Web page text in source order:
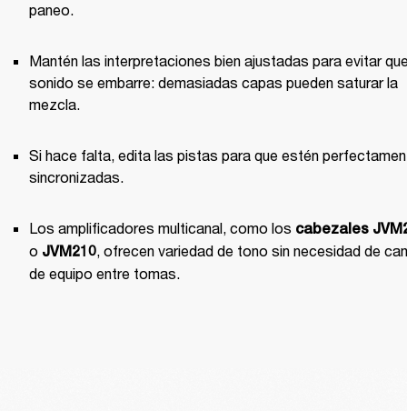
paneo.
Mantén las interpretaciones bien ajustadas para evitar
sonido se embarre: demasiadas capas pueden saturar la
mezcla.
Si hace falta, edita las pistas para que estén
sincronizadas.
Los amplificadores multicanal, como los cabezales
o JVM210, ofrecen variedad de tono sin necesidad de
de equipo entre tomas.